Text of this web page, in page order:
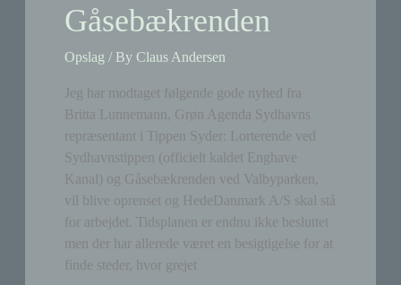
det
lige
der
Gåsebækrenden
Opslag / ByClaus Andersen
Jeg har modtaget følgende gode nyhed fra
Britta Lunnemann, Grøn Agenda Sydhavns
repræsentant i Tippen Syder: Lorterende ved
Sydhavnstippen (officielt kaldet Enghave
Kanal) og Gåsebækrenden ved Valbyparken,
vil blive oprenset og HedeDanmark A/S skal stå
for arbejdet. Tidsplanen er endnu ikke besluttet
men der har allerede været en besigtigelse for at
finde steder, hvor grejet